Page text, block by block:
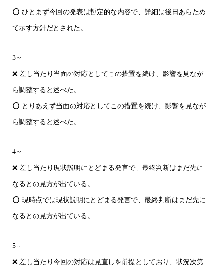
⭕ ひとまず今回の発表は暫定的な内容で、詳細は後日あらため
て示す方針だとされた。
3～
❌ 差し当たり当面の対応としてこの措置を続け、影響を見なが
ら調整すると述べた。
⭕ とりあえず当面の対応としてこの措置を続け、影響を見なが
ら調整すると述べた。
4～
❌ 差し当たり現状説明にとどまる発言で、最終判断はまだ先に
なるとの見方が出ている。
⭕ 現時点では現状説明にとどまる発言で、最終判断はまだ先に
なるとの見方が出ている。
5～
❌ 差し当たり今回の対応は見直しを前提としており、状況次第